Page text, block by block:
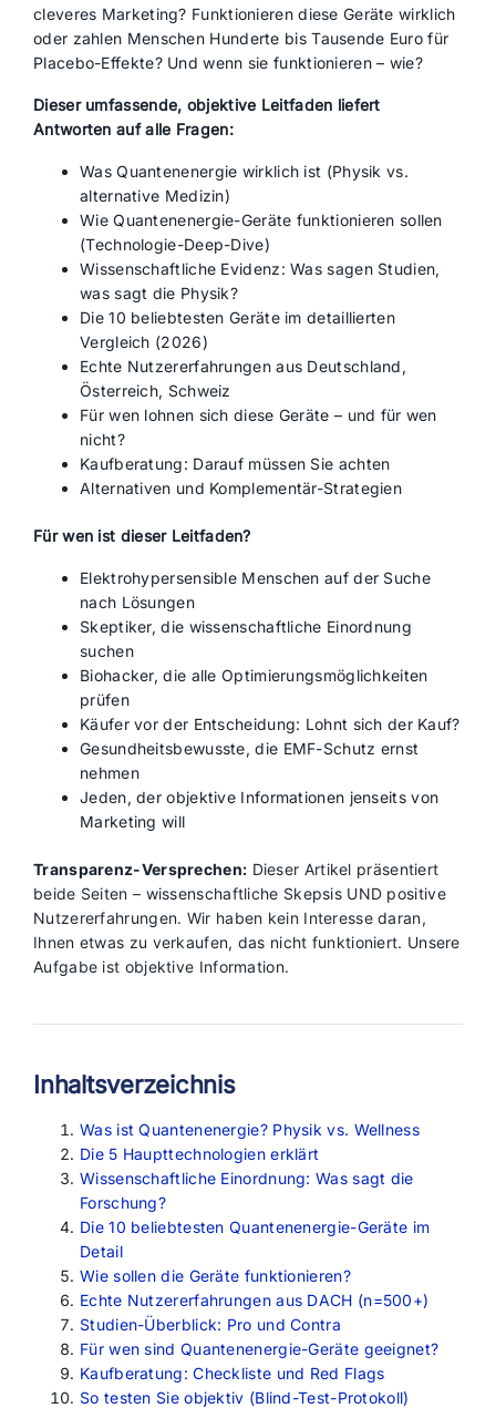
cleveres Marketing? Funktionieren diese Geräte wirklich
oder zahlen Menschen Hunderte bis Tausende Euro für
Placebo-Effekte? Und wenn sie funktionieren – wie?
Dieser umfassende, objektive Leitfaden liefert
Antworten auf alle Fragen:
Was Quantenenergie wirklich ist (Physik vs.
alternative Medizin)
Wie Quantenenergie-Geräte funktionieren sollen
(Technologie-Deep-Dive)
Wissenschaftliche Evidenz: Was sagen Studien,
was sagt die Physik?
Die 10 beliebtesten Geräte im detaillierten
Vergleich (2026)
Echte Nutzererfahrungen aus Deutschland,
Österreich, Schweiz
Für wen lohnen sich diese Geräte – und für wen
nicht?
Kaufberatung: Darauf müssen Sie achten
Alternativen und Komplementär-Strategien
Für wen ist dieser Leitfaden?
Elektrohypersensible Menschen auf der Suche
nach Lösungen
Skeptiker, die wissenschaftliche Einordnung
suchen
Biohacker, die alle Optimierungsmöglichkeiten
prüfen
Käufer vor der Entscheidung: Lohnt sich der Kauf?
Gesundheitsbewusste, die EMF-Schutz ernst
nehmen
Jeden, der objektive Informationen jenseits von
Marketing will
Transparenz-Versprechen: Dieser Artikel präsentiert
beide Seiten – wissenschaftliche Skepsis UND positive
Nutzererfahrungen. Wir haben kein Interesse daran,
Ihnen etwas zu verkaufen, das nicht funktioniert. Unsere
Aufgabe ist objektive Information.
Inhaltsverzeichnis
Was ist Quantenenergie? Physik vs. Wellness
Die 5 Haupttechnologien erklärt
Wissenschaftliche Einordnung: Was sagt die
Forschung?
Die 10 beliebtesten Quantenenergie-Geräte im
Detail
Wie sollen die Geräte funktionieren?
Echte Nutzererfahrungen aus DACH (n=500+)
Studien-Überblick: Pro und Contra
Für wen sind Quantenenergie-Geräte geeignet?
Kaufberatung: Checkliste und Red Flags
So testen Sie objektiv (Blind-Test-Protokoll)